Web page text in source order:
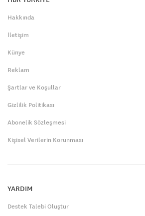
Hakkında
İletişim
Künye
Reklam
Şartlar ve Koşullar
Gizlilik Politikası
Abonelik Sözleşmesi
Kişisel Verilerin Korunması
YARDIM
Destek Talebi Oluştur